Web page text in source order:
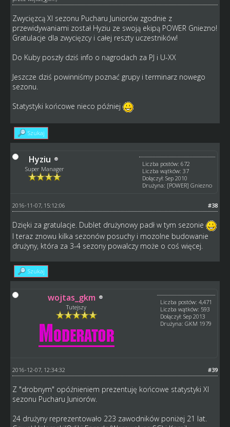
Zwycięzcą XI sezonu Pucharu Juniorów zgodnie z
przewidywaniami został Hyziu ze swoją ekipą POWER Gniezno!
Gratulacje dla zwycięzcy i całej reszty uczestników!
Do Kuby poszły dziś info o nagrodach za PJ i U-XX
Jeszcze dziś powinniśmy poznać grupy i terminarz nowego
sezonu.
Statystyki końcowe nieco później
Szukaj
Hyziu
Super Manager
Liczba postów: 672
Liczba wątków: 37
Dołączył: Sep 2010
Drużyna: [POWER] Gniezno
#38
2016-11-07, 15:12:06
Dzięki za gratulacje. Dublet drużynowy padł w tym sezonie
I teraz znowu kilka sezonów posuchy i mozolne budowanie
drużyny, która za 3-4 sezony powalczy może o coś więcej.
Szukaj
wojtas_gkm
Tutejszy
Liczba postów: 4,471
Liczba wątków: 593
Dołączył: Sep 2013
Drużyna: GKM 1979
#39
2016-12-07, 12:34:32
Z "drobnym" opóźnieniem prezentuję końcowe statystyki XI
sezonu Pucharu Juniorów.
24 drużyny reprezentowało 223 zawodników poniżej 21 lat.